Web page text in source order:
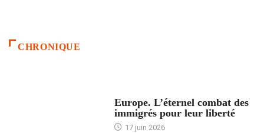
CHRONIQUE
Europe. L’éternel combat des
immigrés pour leur liberté
17 juin 2026